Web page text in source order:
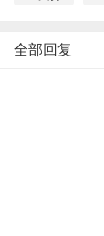
全部回复